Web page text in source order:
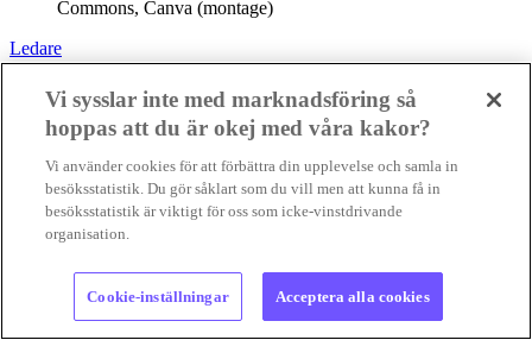
Commons, Canva (montage)
Ledare
Vi sysslar inte med marknadsföring så
hoppas att du är okej med våra kakor?
Vi använder cookies för att förbättra din upplevelse och samla in
besöksstatistik. Du gör såklart som du vill men att kunna få in
besöksstatistik är viktigt för oss som icke-vinstdrivande
organisation.
Cookie-inställningar Acceptera alla cookies